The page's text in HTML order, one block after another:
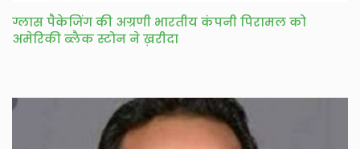
ग्लास पैकेजिंग की अग्रणी भारतीय कंपनी पिरामल को
अमेरिकी ब्लैक स्टोन ने ख़रीदा